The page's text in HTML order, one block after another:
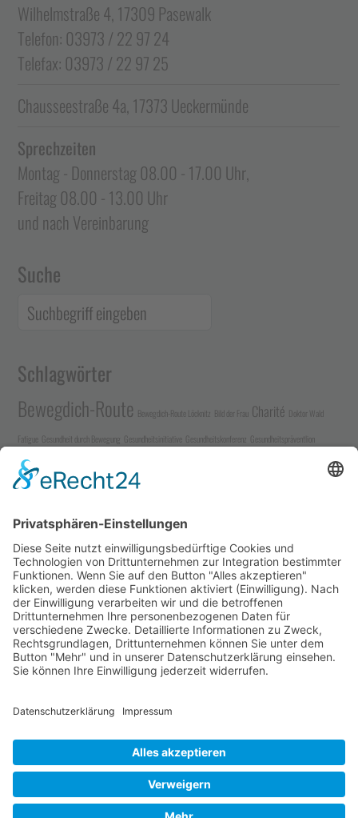
Wilhelmstraße 4, 17309 Pasewalk
Telefon: 03973 / 22 97 24
Telefax: 03973 / 22 97 25
Chausseestraße 4a, 17373 Ueckermünde
Sprechzeiten
Montag - Donnerstag 08.00 - 17.00 Uhr,
Freitag 08.00 - 13.00 Uhr
und nach Vereinbarung
Suche
Schlagwörter
Bewegdich-Route Bewegdich-Route Löcknitz Bild der Frau Charité Doktor Wald
Fatigue
Gesundheit durch Bewegung Gesundheitsinitiative Gesundheitskonferenz Gesundheitspräventlion
Gesundheitsversorgung auf dem Land
SystemHerzinsuffizienz
Infektionsschutz Klinikum KarlsburgKunstherz
Landpartie Medizin Long-Covid LVADLöcknitzer Gesundheitswald
Nichtärztliche PraxisassistentinNÄPAPasewalk Post Virale Erkrankungen
Powerband Praxis Prävention RadfahrenRedstroke Schlaganfallrisiko stärkung der
Rückenmuskulatur TAC V+ Team TelekardiologieTelemedizin Theraband Trotec
Ueckermünde Vorhofflimmern Wartezimmer
Kontakt|Datenschutzerklärung|Impressum|Cookie-
Einstellungen
© 2020 Dr. med. Chr. Bahr & Kollegen |WP Theme by